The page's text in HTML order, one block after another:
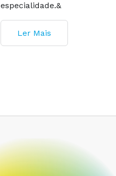
especialidade.&
Ler Mais